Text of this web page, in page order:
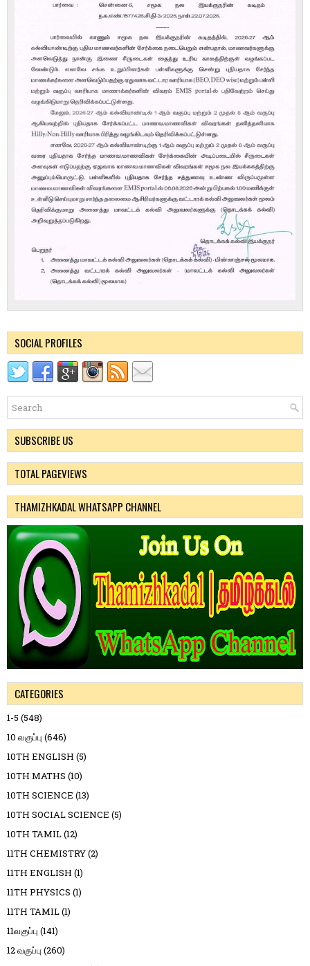
SOCIAL PROFILES
SUBSCRIBE US
TOTAL PAGEVIEWS
THAMIZHKADAL WHATSAPP CHANNEL
CATEGORIES
1-5 (548)
10 வகுப்பு (646)
10TH ENGLISH (5)
10TH MATHS (10)
10TH SCIENCE (13)
10TH SOCIAL SCIENCE (5)
10TH TAMIL(12)
11TH CHEMISTRY(2)
11TH ENGLISH (1)
11TH PHYSICS (1)
11TH TAMIL(1)
11வகுப்பு (141)
12 வகுப்பு (260)